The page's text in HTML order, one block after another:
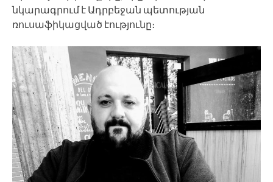
նկարագրում է Ադրբեջան պետության
ռուսաֆիկացված էությունը։